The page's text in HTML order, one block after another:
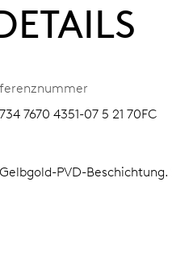
7670 4351-07 5 21 70FC
PVD-Beschichtung.